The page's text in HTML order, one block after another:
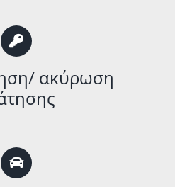
ακύρωση